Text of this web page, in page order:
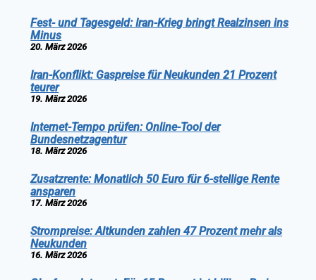
Fest- und Tagesgeld: Iran-Krieg bringt Realzinsen ins
Minus
20. März 2026
Iran-Konflikt: Gaspreise für Neukunden 21 Prozent
teurer
19. März 2026
Internet-Tempo prüfen: Online-Tool der
Bundesnetzagentur
18. März 2026
Zusatzrente: Monatlich 50 Euro für 6-stellige Rente
ansparen
17. März 2026
Strompreise: Altkunden zahlen 47 Prozent mehr als
Neukunden
16. März 2026